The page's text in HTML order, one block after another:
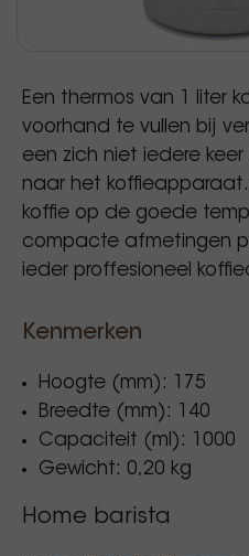
Een thermos van 1 liter
voorhand te vullen bij
een zich niet iedere
naar het
koffie op de goede
compacte afmetingen
ieder proffesioneel
Kenmerken
Hoogte (mm): 175
Breedte (mm): 140
Capaciteit (ml): 1000
Gewicht: 0,20 kg
Home barista